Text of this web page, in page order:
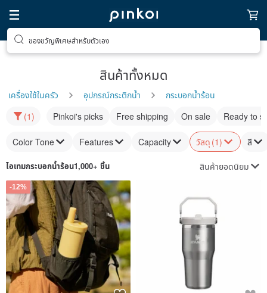
ของขวัญพิเศษสำหรับตัวเอง
สินค้าทั้งหมด
เครื่องใช้ในครัว อุปกรณ์กระติกน้ำ
กระบอกน้ำร้อน
(1)
Pinkoi's picks Free shipping On sale Ready to
Color Tone Features Capacity วัสดุ (1) สี
ไอเทมกระบอกน้ำร้อน1,000+ ชิ้น สินค้ายอดนิยม
-12%